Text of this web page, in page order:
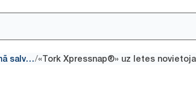
Saliekamā salvete/